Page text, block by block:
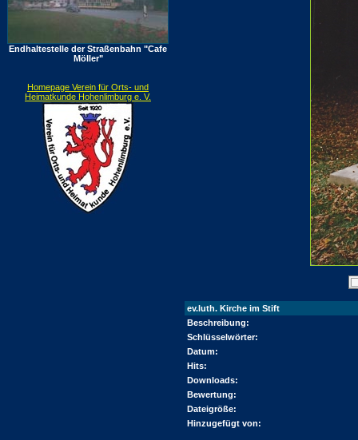
Endhaltestelle der Straßenbahn "Cafe
Möller"
Homepage Verein für Orts- und
Heimatkunde Hohenlimburg e. V.
ev.luth. Kirche im Stift
Beschreibung:
Schlüsselwörter:
Datum:
Hits:
Downloads:
Bewertung:
Dateigröße:
Hinzugefügt von: